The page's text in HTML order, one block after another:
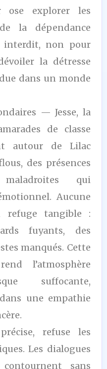
ose explorer les
la dépendance
interdit, non pour
la détresse
dans un monde
— Jesse, la
de classe
autour de Lilac
des présences
qui
Aucune
refuge tangible :
fuyants, des
manqués. Cette
l’atmosphère
suffocante,
une empathie
refuse les
Les dialogues
sans